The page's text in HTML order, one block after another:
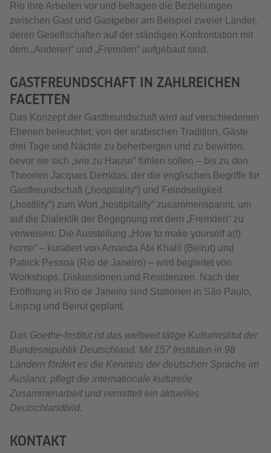
Rio ihre Arbeiten vor und befragen die Beziehungen
zwischen Gast und Gastgeber am Beispiel zweier Länder,
deren Gesellschaften auf der ständigen Konfrontation mit
dem „Anderen“ und „Fremden“ aufgebaut sind.
GASTFREUNDSCHAFT IN ZAHLREICHEN
FACETTEN
Das Konzept der Gastfreundschaft wird auf verschiedenen
Ebenen beleuchtet: von der arabischen Tradition, Gäste
drei Tage und Nächte zu beherbergen und zu bewirten,
bevor sie sich „wie zu Hause“ fühlen sollen – bis zu den
Theorien Jacques Derridas, der die englischen Begriffe für
Gastfreundschaft („hospitality“) und Feindseligkeit
(„hostility“) zum Wort „hostipitality“ zusammenspannt, um
auf die Dialektik der Begegnung mit dem „Fremden“ zu
verweisen. Die Ausstellung „How to make yourself a(t)
home“ – kuratiert von Amanda Abi Khalil (Beirut) und
Patrick Pessoa (Rio de Janeiro) – wird begleitet von
Workshops, Diskussionen und Residenzen. Nach der
Eröffnung in Rio de Janeiro sind Stationen in São Paulo,
Leipzig und Beirut geplant.
Das Goethe-Institut ist das weltweit tätige Kulturinstitut der
Bundesrepublik Deutschland. Mit 157 Instituten in 98
Ländern fördert es die Kenntnis der deutschen Sprache im
Ausland, pflegt die internationale kulturelle
Zusammenarbeit und vermittelt ein aktuelles
Deutschlandbild.
KONTAKT